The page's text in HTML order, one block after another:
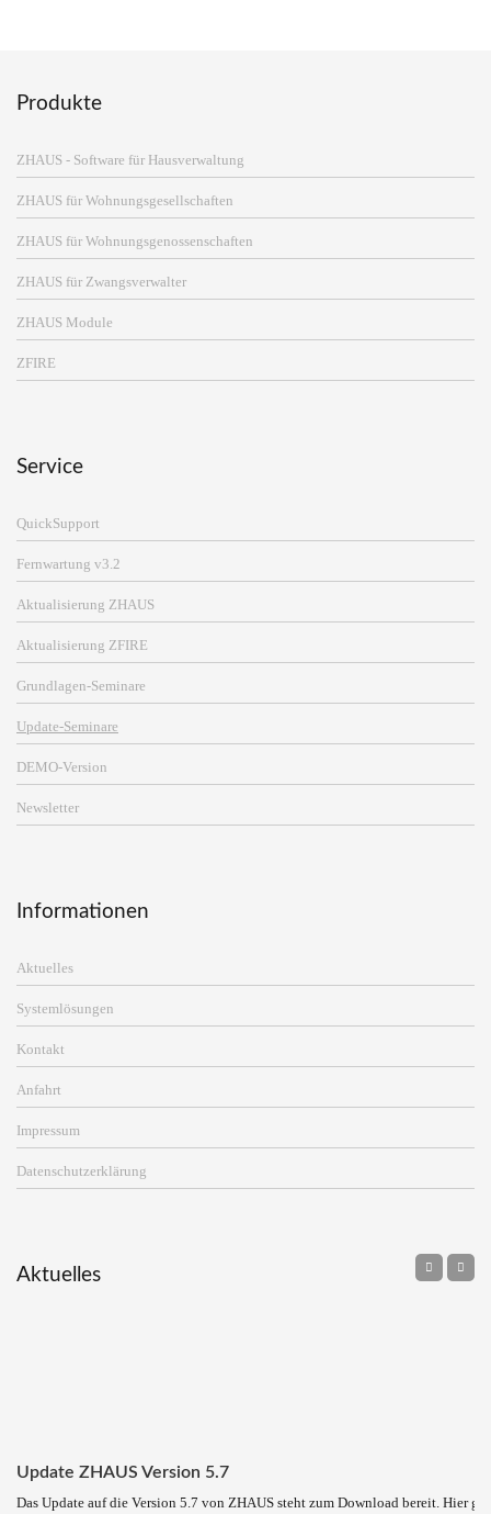
Produkte
ZHAUS - Software für Hausverwaltung
ZHAUS für Wohnungsgesellschaften
ZHAUS für Wohnungsgenossenschaften
ZHAUS für Zwangsverwalter
ZHAUS Module
ZFIRE
Service
QuickSupport
Fernwartung v3.2
Aktualisierung ZHAUS
Aktualisierung ZFIRE
Grundlagen-Seminare
Update-Seminare
DEMO-Version
Newsletter
Informationen
Aktuelles
Systemlösungen
Kontakt
Anfahrt
Impressum
Datenschutzerklärung
Aktuelles
Update ZHAUS Version 5.7
Das Update auf die Version 5.7 von ZHAUS steht zum Download bereit. Hier